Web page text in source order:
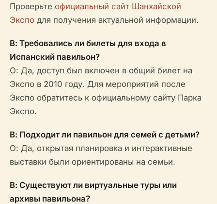
Проверьте официальный сайт Шанхайской
Экспо для получения актуальной информации.
В: Требовались ли билеты для входа в
Испанский павильон?
О: Да, доступ был включен в общий билет на
Экспо в 2010 году. Для мероприятий после
Экспо обратитесь к официальному сайту Парка
Экспо.
В: Подходит ли павильон для семей с детьми?
О: Да, открытая планировка и интерактивные
выставки были ориентированы на семьи.
В: Существуют ли виртуальные туры или
архивы павильона?